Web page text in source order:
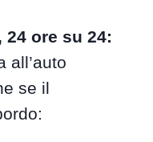
ore su 24:
all’auto
se il